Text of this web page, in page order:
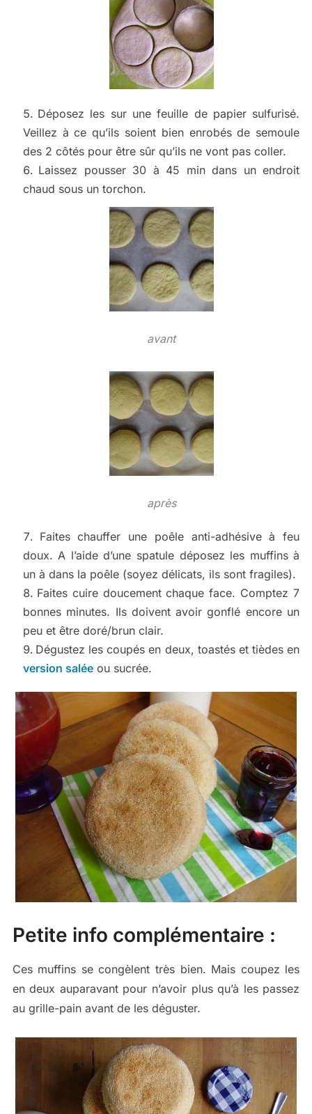
Déposez les sur une feuille de papier sulfurisé.
Veillez à ce qu’ils soient bien enrobés de semoule
des 2 côtés pour être sûr qu’ils ne vont pas coller.
Laissez pousser 30 à 45 min dans un endroit
chaud sous un torchon.
avant
après
Faites chauffer une poêle anti-adhésive à feu
doux. A l’aide d’une spatule déposez les muffins à
un à dans la poêle (soyez délicats, ils sont fragiles).
Faites cuire doucement chaque face. Comptez 7
bonnes minutes. Ils doivent avoir gonflé encore un
peu et être doré/brun clair.
Dégustez les coupés en deux, toastés et tièdes en
version saléeou sucrée.
Petite info complémentaire :
Ces muffins se congèlent très bien. Mais coupez les
en deux auparavant pour n’avoir plus qu’à les passez
au grille-pain avant de les déguster.